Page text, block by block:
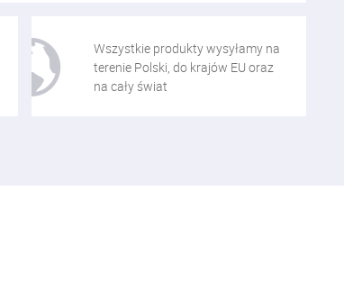
Wszystkie produkty wysyłamy na
terenie Polski, do krajów EU oraz
na cały świat